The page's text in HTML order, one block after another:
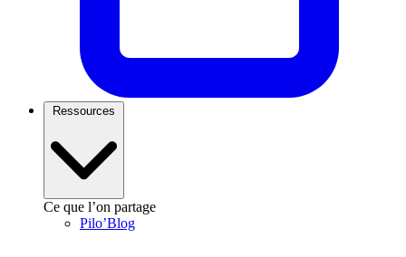
Ressources
Ce que l’on partage
Pilo’Blog